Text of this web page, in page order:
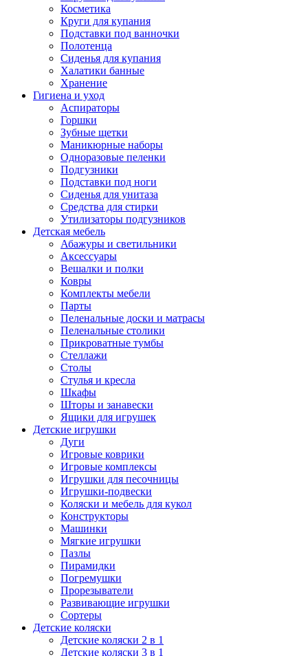
Косметика
Круги для купания
Подставки под ванночки
Полотенца
Сиденья для купания
Халатики банные
Хранение
Гигиена и уход
Аспираторы
Горшки
Зубные щетки
Маникюрные наборы
Одноразовые пеленки
Подгузники
Подставки под ноги
Сиденья для унитаза
Средства для стирки
Утилизаторы подгузников
Детская мебель
Абажуры и светильники
Аксессуары
Вешалки и полки
Ковры
Комплекты мебели
Парты
Пеленальные доски и матрасы
Пеленальные столики
Прикроватные тумбы
Стеллажи
Столы
Стулья и кресла
Шкафы
Шторы и занавески
Ящики для игрушек
Детские игрушки
Дуги
Игровые коврики
Игровые комплексы
Игрушки для песочницы
Игрушки-подвески
Коляски и мебель для кукол
Конструкторы
Машинки
Мягкие игрушки
Пазлы
Пирамидки
Погремушки
Прорезыватели
Развивающие игрушки
Сортеры
Детские коляски
Детские коляски 2 в 1
Детские коляски 3 в 1